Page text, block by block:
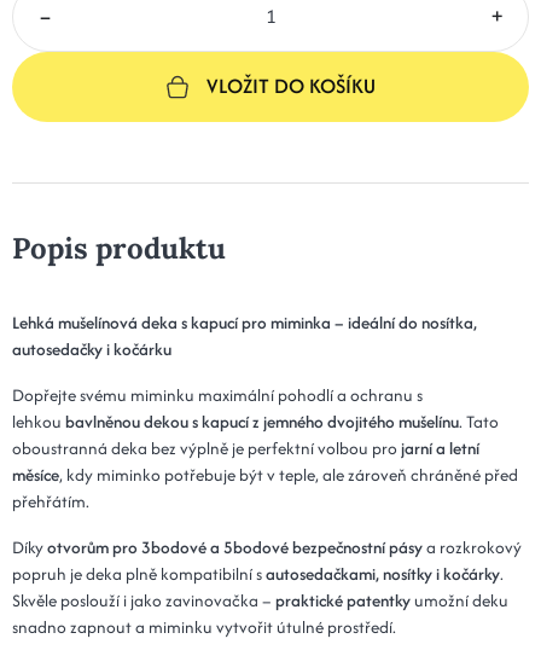
– +
VLOŽIT DO KOŠÍKU
Popis produktu
Lehká mušelínová deka s kapucí pro miminka – ideální do nosítka,
autosedačky i kočárku
Dopřejte svému miminku maximální pohodlí a ochranu s
lehkou bavlněnou dekou s kapucí z jemného dvojitého mušelínu. Tato
oboustranná deka bez výplně je perfektní volbou pro jarní a letní
měsíce, kdy miminko potřebuje být v teple, ale zároveň chráněné před
přehřátím.
Díkyotvorům pro 3bodové a 5bodové bezpečnostní pásya rozkrokový
popruh je deka plně kompatibilní sautosedačkami, nosítky i kočárky.
Skvěle poslouží i jako zavinovačka – praktické patentkyumožní deku
snadno zapnout a miminku vytvořit útulné prostředí.